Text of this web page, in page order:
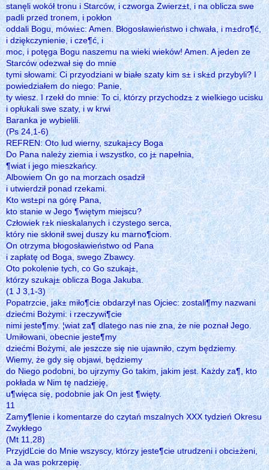
stanęli wokół tronu i Starców, i czworga Zwierz±t, i na oblicza swe
padli przed tronem, i pokłon
oddali Bogu, mówi±c: Amen. Błogosławieństwo i chwała, i m±dro¶ć,
i dziękczynienie, i cze¶ć, i
moc, i potęga Bogu naszemu na wieki wieków! Amen. A jeden ze
Starców odezwał się do mnie
tymi słowami: Ci przyodziani w białe szaty kim s± i sk±d przybyli? I
powiedziałem do niego: Panie,
ty wiesz. I rzekł do mnie: To ci, którzy przychodz± z wielkiego ucisku
i opłukali swe szaty, i w krwi
Baranka je wybielili.
(Ps 24,1-6)
REFREN: Oto lud wierny, szukaj±cy Boga
Do Pana należy ziemia i wszystko, co j± napełnia,
¶wiat i jego mieszkańcy.
Albowiem On go na morzach osadził
i utwierdził ponad rzekami.
Kto wst±pi na górę Pana,
kto stanie w Jego ¶więtym miejscu?
Człowiek r±k nieskalanych i czystego serca,
który nie skłonił swej duszy ku marno¶ciom.
On otrzyma błogosławieństwo od Pana
i zapłatę od Boga, swego Zbawcy.
Oto pokolenie tych, co Go szukaj±,
którzy szukaj± oblicza Boga Jakuba.
(1 J 3,1-3)
Popatrzcie, jak± miło¶ci± obdarzył nas Ojciec: zostali¶my nazwani
dziećmi Bożymi: i rzeczywi¶cie
nimi jeste¶my. ¦wiat za¶ dlatego nas nie zna, że nie poznał Jego.
Umiłowani, obecnie jeste¶my
dziećmi Bożymi, ale jeszcze się nie ujawniło, czym będziemy.
Wiemy, że gdy się objawi, będziemy
do Niego podobni, bo ujrzymy Go takim, jakim jest. Każdy za¶, kto
pokłada w Nim tę nadzieję,
u¶więca się, podobnie jak On jest ¶więty.
11
Zamy¶lenie i komentarze do czytań mszalnych XXX tydzień Okresu
Zwykłego
(Mt 11,28)
PrzyjdĽcie do Mnie wszyscy, którzy jeste¶cie utrudzeni i obci±żeni,
a Ja was pokrzepię.